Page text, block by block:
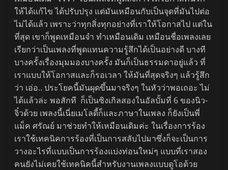
ให้ได้แก้ไข ได้ปรับปรุง แต่มันเหมือนกับเป็นจุดที่มันไปต่อ
ไม่ได้แล้ว เพราะว่าทุกสิ่งทุกอย่างที่เราให้โอกาสไป แต่ใน
ที่สุด เขาก็พูดเหมือนจำ ทำเหมือนเดิม เหมือนชื่อเพลงเลย
เรียกว่าเป็นเพลงที่พูดแทนความรู้สึกได้เป็นอย่างดี บางที
บางครั้งเรื่องมุมมองบางครั้ง มันก็เป็นธรรมดาอยู่แล้ว ที่
เราแบบให้โอกาสและก็รอเวลา ให้มันที่สุดจริงๆ แล้วรู้สึก
ว่า เอ่อ.. ประโยคนี้มันผุดขึ้นมาจริงๆ ในหัวว่าพอเถอะ ไม่
ได้แล้วล่ะ พอสักที ก็เป็นซิงเกิลสองในอัลบั้มที่ 6 ของนิว-
จิ๋วด้วย เพลงนี้เนี่ยเมโลดี้ก็และภาษาในเพลง ก็ยังเป็นพี่
แม็ค ศรัณย์ มาช่วยทำให้เหมือนเดิมค่ะ ในเรื่องการร้อง
เราใช้เทคนิคการร้องที่เป็นการสลับไปมาซึ่งก็จะเป็นการ
วางอะไรที่แบบเป็นการร้องแบ่งท่อนใหม่ๆ แบบที่เราสอง
คนยังไม่เคยใช้เทคนิคนี้สำหรับงานเพลงแบบดูโอด้วย